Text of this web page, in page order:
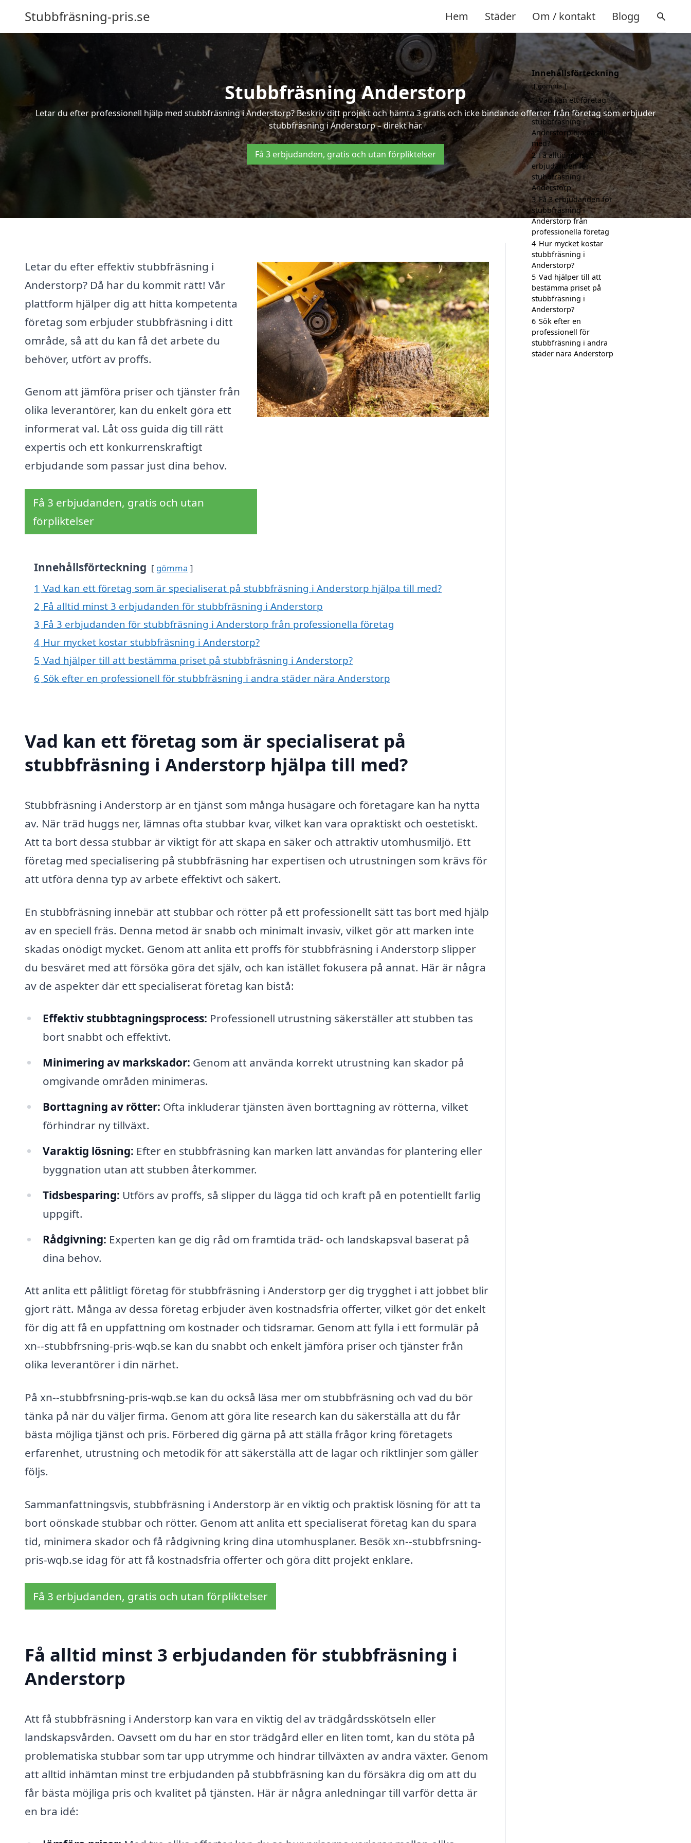
Stubbfräsning-pris.se Hem Städer Om / kontakt Blogg
Stubbfräsning Anderstorp
Letar du efter professionell hjälp med stubbfräsning i Anderstorp? Beskriv ditt projekt och hämta 3 gratis och icke bindande offerter från företag som erbjuder
stubbfräsning i Anderstorp – direkt här.
Få 3 erbjudanden, gratis och utan förpliktelser
Letar du efter effektiv stubbfräsning i
Anderstorp? Då har du kommit rätt! Vår
plattform hjälper dig att hitta kompetenta
företag som erbjuder stubbfräsning i ditt
område, så att du kan få det arbete du
behöver, utfört av proffs.
Genom att jämföra priser och tjänster från
olika leverantörer, kan du enkelt göra ett
informerat val. Låt oss guida dig till rätt
expertis och ett konkurrenskraftigt
erbjudande som passar just dina behov.
Få 3 erbjudanden, gratis och utan
förpliktelser
Innehållsförteckning gömma
1 Vad kan ett företag som är specialiserat på stubbfräsning i Anderstorp hjälpa till med?
2 Få alltid minst 3 erbjudanden för stubbfräsning i Anderstorp
3 Få 3 erbjudanden för stubbfräsning i Anderstorp från professionella företag
4 Hur mycket kostar stubbfräsning i Anderstorp?
5 Vad hjälper till att bestämma priset på stubbfräsning i Anderstorp?
6 Sök efter en professionell för stubbfräsning i andra städer nära Anderstorp
Vad kan ett företag som är specialiserat på
stubbfräsning i Anderstorp hjälpa till med?
Stubbfräsning i Anderstorp är en tjänst som många husägare och företagare kan ha nytta
av. När träd huggs ner, lämnas ofta stubbar kvar, vilket kan vara opraktiskt och oestetiskt.
Att ta bort dessa stubbar är viktigt för att skapa en säker och attraktiv utomhusmiljö. Ett
företag med specialisering på stubbfräsning har expertisen och utrustningen som krävs för
att utföra denna typ av arbete effektivt och säkert.
En stubbfräsning innebär att stubbar och rötter på ett professionellt sätt tas bort med hjälp
av en speciell fräs. Denna metod är snabb och minimalt invasiv, vilket gör att marken inte
skadas onödigt mycket. Genom att anlita ett proffs för stubbfräsning i Anderstorp slipper
du besväret med att försöka göra det själv, och kan istället fokusera på annat. Här är några
av de aspekter där ett specialiserat företag kan bistå:
Effektiv stubbtagningsprocess: Professionell utrustning säkerställer att stubben tas
bort snabbt och effektivt.
Minimering av markskador: Genom att använda korrekt utrustning kan skador på
omgivande områden minimeras.
Borttagning av rötter: Ofta inkluderar tjänsten även borttagning av rötterna, vilket
förhindrar ny tillväxt.
Varaktig lösning: Efter en stubbfräsning kan marken lätt användas för plantering eller
byggnation utan att stubben återkommer.
Tidsbesparing: Utförs av proffs, så slipper du lägga tid och kraft på en potentiellt farlig
uppgift.
Rådgivning: Experten kan ge dig råd om framtida träd- och landskapsval baserat på
dina behov.
Att anlita ett pålitligt företag för stubbfräsning i Anderstorp ger dig trygghet i att jobbet blir
gjort rätt. Många av dessa företag erbjuder även kostnadsfria offerter, vilket gör det enkelt
för dig att få en uppfattning om kostnader och tidsramar. Genom att fylla i ett formulär på
xn--stubbfrsning-pris-wqb.se kan du snabbt och enkelt jämföra priser och tjänster från
olika leverantörer i din närhet.
På xn--stubbfrsning-pris-wqb.se kan du också läsa mer om stubbfräsning och vad du bör
tänka på när du väljer firma. Genom att göra lite research kan du säkerställa att du får
bästa möjliga tjänst och pris. Förbered dig gärna på att ställa frågor kring företagets
erfarenhet, utrustning och metodik för att säkerställa att de lagar och riktlinjer som gäller
följs.
Sammanfattningsvis, stubbfräsning i Anderstorp är en viktig och praktisk lösning för att ta
bort oönskade stubbar och rötter. Genom att anlita ett specialiserat företag kan du spara
tid, minimera skador och få rådgivning kring dina utomhusplaner. Besök xn--stubbfrsning-
pris-wqb.se idag för att få kostnadsfria offerter och göra ditt projekt enklare.
Få 3 erbjudanden, gratis och utan förpliktelser
Få alltid minst 3 erbjudanden för stubbfräsning i
Anderstorp
Att få stubbfräsning i Anderstorp kan vara en viktig del av trädgårdsskötseln eller
landskapsvården. Oavsett om du har en stor trädgård eller en liten tomt, kan du stöta på
problematiska stubbar som tar upp utrymme och hindrar tillväxten av andra växter. Genom
att alltid inhämtan minst tre erbjudanden på stubbfräsning kan du försäkra dig om att du
får bästa möjliga pris och kvalitet på tjänsten. Här är några anledningar till varför detta är
en bra idé:
Innehållsförteckning
gömma
1 Vad kan ett företag
som är specialiserat på
stubbfräsning i
Anderstorp hjälpa till
med?
2 Få alltid minst 3
erbjudanden för
stubbfräsning i
Anderstorp
3 Få 3 erbjudanden för
stubbfräsning i
Anderstorp från
professionella företag
4 Hur mycket kostar
stubbfräsning i
Anderstorp?
5 Vad hjälper till att
bestämma priset på
stubbfräsning i
Anderstorp?
6 Sök efter en
professionell för
stubbfräsning i andra
städer nära Anderstorp